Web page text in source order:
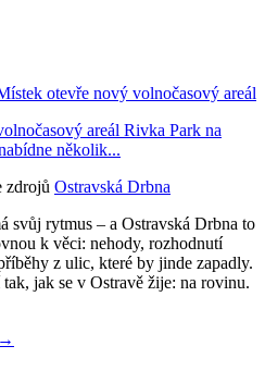
otevře nový volnočasový areál
areál Rivka Park na
několik...
zdrojů Ostravská Drbna
svůj rytmus – a Ostravská Drbna to
k věci: nehody, rozhodnutí
z ulic, které by jinde zapadly.
jak se v Ostravě žije: na rovinu.